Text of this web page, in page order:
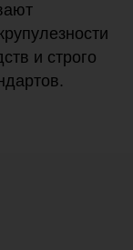
и строго